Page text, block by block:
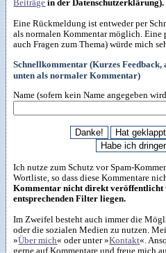
Beiträge in der Datenschutzerklärung).
Eine Rückmeldung ist entweder per
als normalen Kommentar möglich.
auch Fragen zum Thema) würde mich
Schnellkommentar (Kurzes
unten als normaler Kommentar)
Name (sofern kein Name angegeben
Ich nutze zum Schutz vor Spam-
Wortliste, so dass diese Kommentare
Kommentar nicht direkt veröffentlicht
entsprechenden Filter liegen.
Im Zweifel besteht auch immer die
oder die sozialen Medien zu nutzen.
»Über mich« oder unter »Kontakt«.